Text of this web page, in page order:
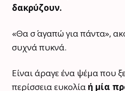
δακρύζουν.
«Θα σ΄ αγαπώ για πάντα»,
συχνά πυκνά.
Είναι άραγε ένα ψέμα που
περίσσεια ευκολία ή μία